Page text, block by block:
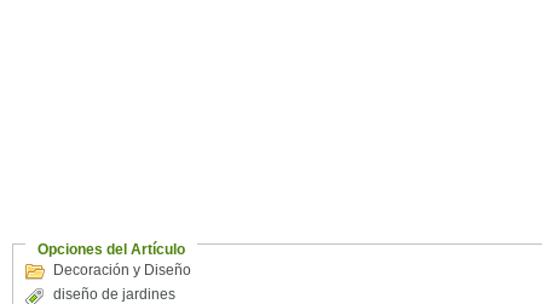
Opciones del Artículo
Decoración y Diseño
diseño de jardines